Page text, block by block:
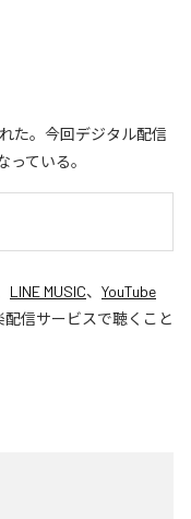
れた。今回デジタル配信
っている。
LINE MUSIC、 YouTube
配信サービスで聴くこと